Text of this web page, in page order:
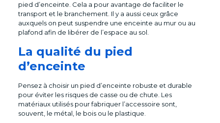
pied d’enceinte. Cela a pour avantage de faciliter le
transport et le branchement. Il y a aussi ceux grâce
auxquels on peut suspendre une enceinte au mur ou au
plafond afin de libérer de l’espace au sol.
La qualité du pied
d’enceinte
Pensez à choisir un pied d’enceinte robuste et durable
pour éviter les risques de casse ou de chute. Les
matériaux utilisés pour fabriquer l’accessoire sont,
souvent, le métal, le bois ou le plastique.